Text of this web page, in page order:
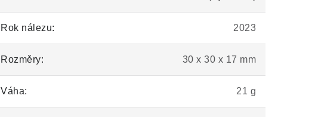
Rok nálezu: 2023
Rozměry: 30 x 30 x 17 mm
Váha: 21 g